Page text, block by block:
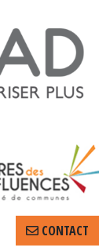
CONTACT